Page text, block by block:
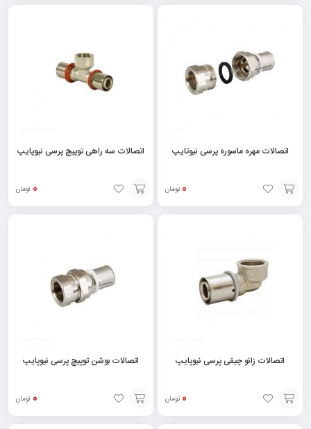
اتصالات مهره ماسوره پرسی نیوتایپ
0 تومان
انتخاب
اتصالات سه راهی توپیچ پرسی نیوپایپ
0 تومان
انتخاب
اتصالات زانو چیقی پرسی نیوپایپ
0 تومان
انتخاب
اتصالات بوشن توپیچ پرسی نیوپایپ
0 تومان
انتخاب